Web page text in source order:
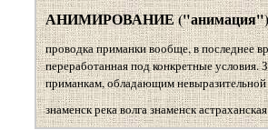
АНИМИРОВАНИЕ ("анимация")
проводка приманки вообще, в последнее
переработанная под конкретные
приманкам, обладающим
знаменск река волга знаменск